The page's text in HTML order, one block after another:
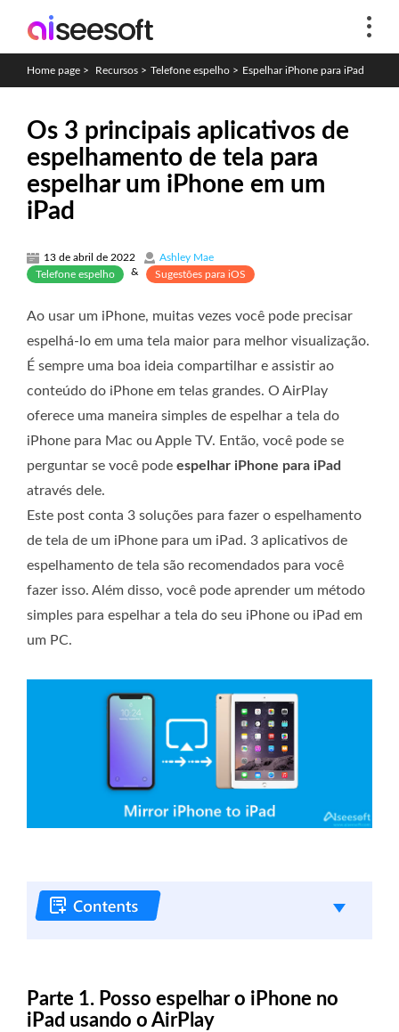
Home page > Recursos > Telefone espelho > Espelhar iPhone para iPad
Os 3 principais aplicativos de
espelhamento de tela para
espelhar um iPhone em um
iPad
13 de abril de 2022
Ashley Mae
Telefone espelho
& Sugestões para iOS
Ao usar um iPhone, muitas vezes você pode precisar
espelhá-lo em uma tela maior para melhor visualização.
É sempre uma boa ideia compartilhar e assistir ao
conteúdo do iPhone em telas grandes. O AirPlay
oferece uma maneira simples de espelhar a tela do
iPhone para Mac ou Apple TV. Então, você pode se
perguntar se você pode espelhar iPhone para iPad
através dele.
Este post conta 3 soluções para fazer o espelhamento
de tela de um iPhone para um iPad. 3 aplicativos de
espelhamento de tela são recomendados para você
fazer isso. Além disso, você pode aprender um método
simples para espelhar a tela do seu iPhone ou iPad em
um PC.
Parte 1. Posso espelhar o iPhone no
iPad usando o AirPlay